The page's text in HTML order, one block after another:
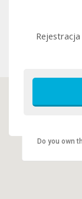
Do you own